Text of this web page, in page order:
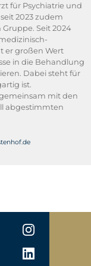
Coffee
A meta-
& New
242.
für Psychiatrie und
2023 zudem
Seit 2024
er großen Wert
in die Behandlung
Dabei steht für
ist.
mit den
abgestimmten